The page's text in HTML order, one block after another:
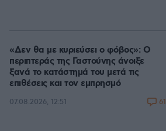
«Δεν θα με κυριεύσει ο φόβος»: Ο
περιπτεράς της Γαστούνης άνοιξε
ξανά το κατάστημά του μετά τις
επιθέσεις και τον εμπρησμό
07.08.2026, 12:51 61